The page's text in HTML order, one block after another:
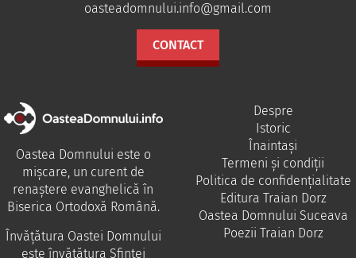
oasteadomnului.info@gmail.com
CONTACT
Oastea Domnului este o
mișcare, un curent de
renaștere evanghelică în
Biserica Ortodoxă Română.
Învăţătura Oastei Domnului
este învăţătura Sfintei
Despre
Istoric
Înaintași
Termeni și condiții
Politica de confidențialitate
Editura Traian Dorz
Oastea Domnului Suceava
Poezii Traian Dorz